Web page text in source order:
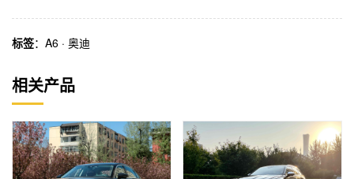
标签： A6 · 奥迪
相关产品